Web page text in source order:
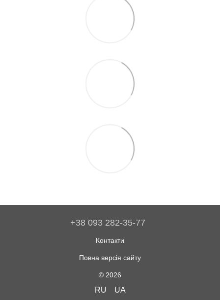
+38 093 282-35-77
Контакти
Повна версія сайту
© 2026
RU UA